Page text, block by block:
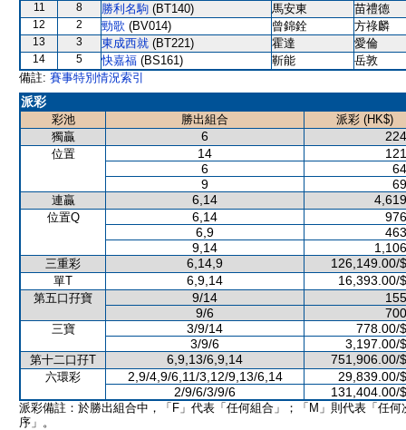
11 8 勝利名駒 (BT140) 馬安東 苗禮德
12 2 勁歌 (BV014) 曾錦銓 方祿麟
13 3 東成西就 (BT221) 霍達 愛倫
14 5 快嘉福 (BS161) 靳能
岳敦
備註: 賽事特別情況索引
派彩
彩池 勝出組合
派彩 (HK$)
獨贏
6
位置 14
6
9
連贏 6,14
位置Q 6,14
6,9
9,14
三重彩 6,14,9 126,149.00/
單T 6,9,14 16,393.00/
第五口孖寶 9/14
9/6
三寶 3/9/14
778.00/
3/9/6
3,197.00/
第十二口孖T 6,9,13/6,9,14 751,906.00/
六環彩 2,9/4,9/6,11/3,12/9,13/6,14
29,839.00/
2/9/6/3/9/6
131,404.00/
派彩備註：於勝出組合中，「F」代表「任何組合」；「M」則代表「任何
序」。